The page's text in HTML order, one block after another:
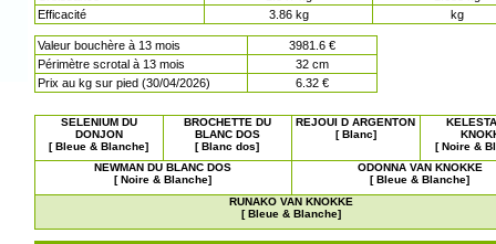
Efficacité
3.86 kg kg
Valeur bouchère à 13 mois
3981.6 €
Périmètre scrotal à 13 mois
32 cm
Prix au kg sur pied (30/04/2026)
6.32 €
SELENIUM DU
DONJON
[ Bleue & Blanche]
BROCHETTE DU
BLANC DOS
[ Blanc dos]
REJOUI D ARGENTON
[ Blanc]
[ Noire &
NEWMAN DU BLANC DOS
[ Noire & Blanche]
ODONNA VAN KNOKKE
[ Bleue & Blanche]
RUNAKO VAN KNOKKE
[ Bleue & Blanche]